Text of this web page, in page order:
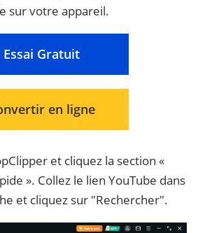
sur votre appareil.
Essai Gratuit
en ligne
et cliquez la section «
». Collez le lien YouTube dans
et cliquez sur "Rechercher".